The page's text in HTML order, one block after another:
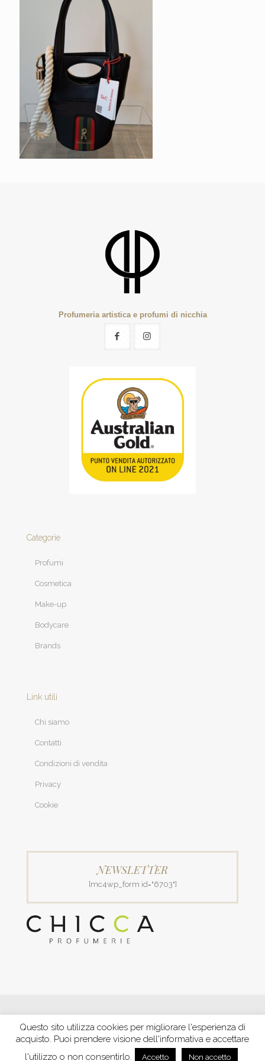
Profumeria artistica e profumi di nicchia
Categorie
Profumi
Cosmetica
Make-up
Bodycare
Brands
Link utili
Chi siamo
Contatti
Condizioni di vendita
Privacy
Cookie
NEWSLETTER
[mc4wp_form id="6703"]
C.F. PLVNPT51B44G157J P. IVA IT00426970422 |PRIVACY
Ecommerce by XBRAIN-Trasparenza aiuti e contributi
riconosciuti nel 2020
Questo sito utilizza cookies per migliorare l'esperienza di
acquisto. Puoi prendere visione dell'informativa e accettare
l'utilizzo o non consentirlo.
Accetto Non accetto